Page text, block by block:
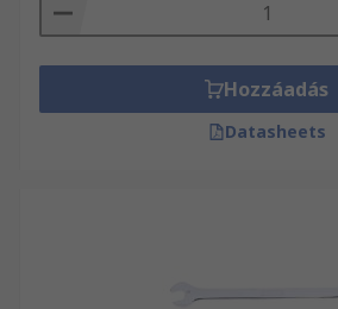
Hozzáadás
Datasheets